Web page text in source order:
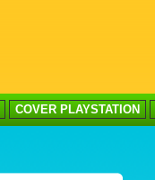
COVER PLAYSTATION